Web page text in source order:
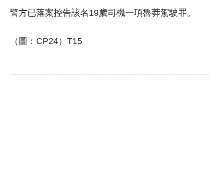
警方已落案控告該名19歲司機一項魯莽駕駛罪。
（圖：CP24）T15